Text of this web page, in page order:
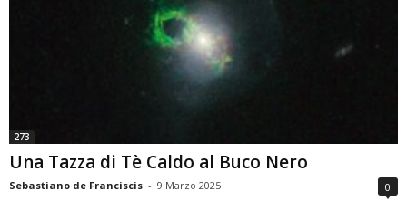
273
Una Tazza di Tè Caldo al Buco Nero
Sebastiano de Franciscis - 9 Marzo 2025 0